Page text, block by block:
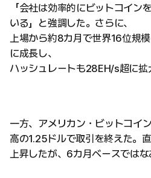
「会社は効率的にビットコイン
いる」と強調した。さらに、
上場から約8カ月で世界16位規
に成長し、
ハッシュレートも28EH/s超に拡
一方、アメリカン・ビットコイ
高の1.25ドルで取引を終えた。
上昇したが、6カ月ベースでは